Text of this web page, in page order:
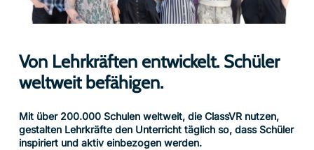
Von Lehrkräften entwickelt. Schüler
weltweit befähigen.
Mit über 200.000 Schulen weltweit, die ClassVR nutzen,
gestalten Lehrkräfte den Unterricht täglich so, dass Schüler
inspiriert und aktiv einbezogen werden.